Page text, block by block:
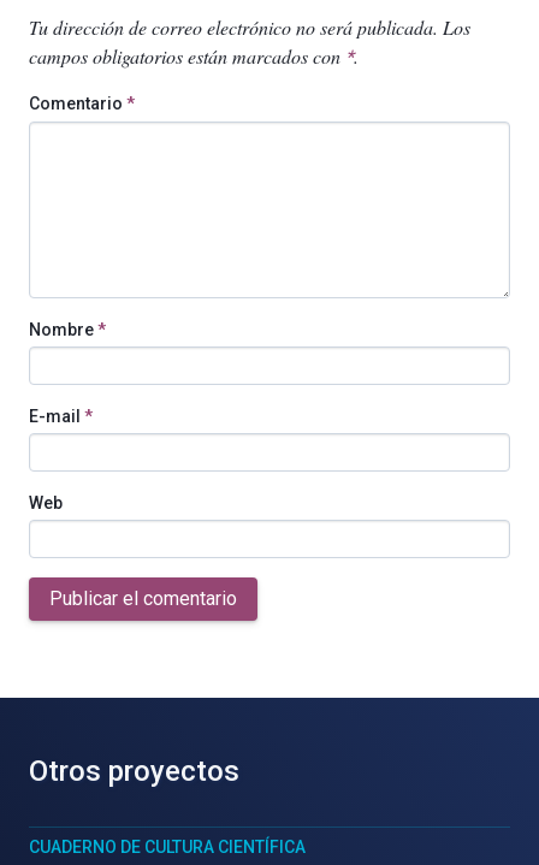
Tu dirección de correo electrónico no será publicada. Los
campos obligatorios están marcados con *.
Comentario *
Nombre*
E-mail *
Web
Publicar el comentario
Otros proyectos
CUADERNO DE CULTURA CIENTÍFICA